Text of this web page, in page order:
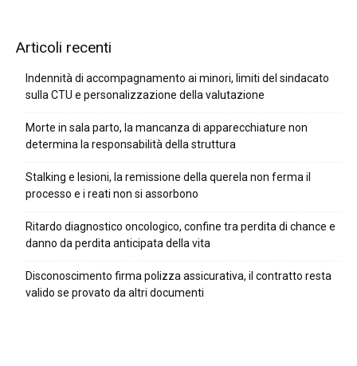
Articoli recenti
Indennità di accompagnamento ai minori, limiti del sindacato
sulla CTU e personalizzazione della valutazione
Morte in sala parto, la mancanza di apparecchiature non
determina la responsabilità della struttura
Stalking e lesioni, la remissione della querela non ferma il
processo e i reati non si assorbono
Ritardo diagnostico oncologico, confine tra perdita di chance e
danno da perdita anticipata della vita
Disconoscimento firma polizza assicurativa, il contratto resta
valido se provato da altri documenti